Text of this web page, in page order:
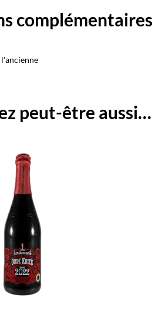
complémentaires
l'ancienne
peut-être aussi…